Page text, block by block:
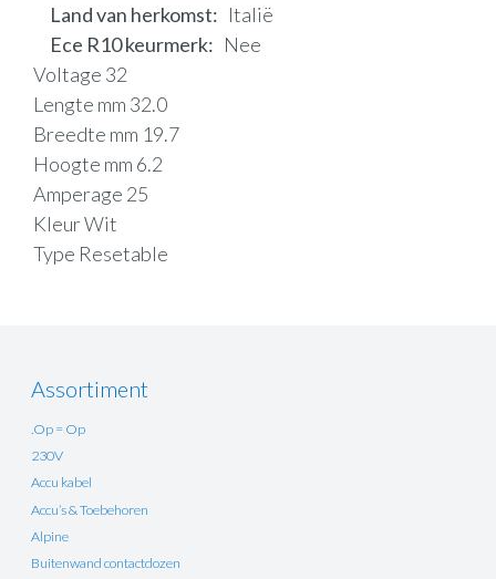
Land van herkomst
Italië
Ece R10 keurmerk
Nee
Voltage 32
Lengte mm 32.0
Breedte mm 19.7
Hoogte mm 6.2
Amperage 25
Kleur Wit
Type Resetable
Assortiment
.Op = Op
230V
Accu kabel
Accu’s & Toebehoren
Alpine
Buitenwand contactdozen